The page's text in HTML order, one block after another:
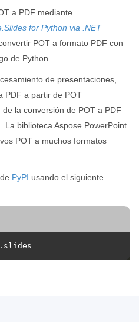
a PDF mediante
for Python via .NET
POT a formato PDF con
de Python.
de presentaciones,
PDF a partir de POT
la conversión de POT a PDF
. La biblioteca Aspose PowerPoint
POT a muchos formatos
PyPI usando el siguiente